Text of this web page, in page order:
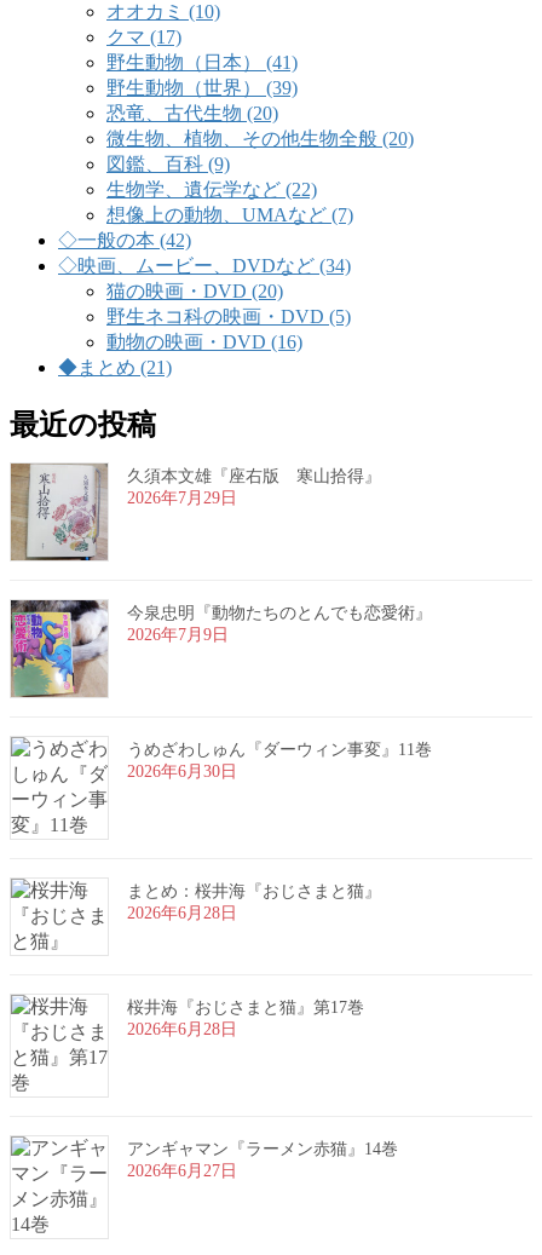
オオカミ (10)
クマ (17)
野生動物（日本） (41)
野生動物（世界） (39)
恐竜、古代生物 (20)
微生物、植物、その他生物全般 (20)
図鑑、百科 (9)
生物学、遺伝学など (22)
想像上の動物、UMAなど (7)
◇一般の本 (42)
◇映画、ムービー、DVDなど (34)
猫の映画・DVD (20)
野生ネコ科の映画・DVD (5)
動物の映画・DVD (16)
◆まとめ (21)
最近の投稿
久須本文雄『座右版 寒山拾得』
2026年7月29日
今泉忠明『動物たちのとんでも恋愛術』
2026年7月9日
うめざわしゅん『ダーウィン事変』11巻
2026年6月30日
まとめ：桜井海『おじさまと猫』
2026年6月28日
桜井海『おじさまと猫』第17巻
2026年6月28日
アンギャマン『ラーメン赤猫』14巻
2026年6月27日